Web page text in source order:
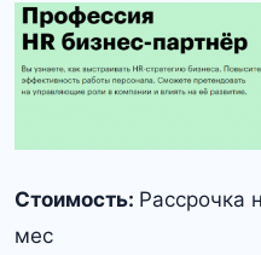
Стоимость: Рассрочка
мес